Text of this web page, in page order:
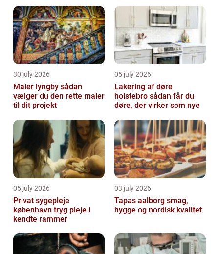
30 july 2026
Maler lyngby sådan
vælger du den rette maler
til dit projekt
05 july 2026
Lakering af døre
holstebro sådan får du
døre, der virker som nye
05 july 2026
Privat sygepleje
københavn tryg pleje i
kendte rammer
03 july 2026
Tapas aalborg smag,
hygge og nordisk kvalitet